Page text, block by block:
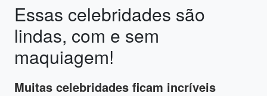
Essas celebridades são
lindas, com e sem
maquiagem!
Muitas celebridades ficam incríveis